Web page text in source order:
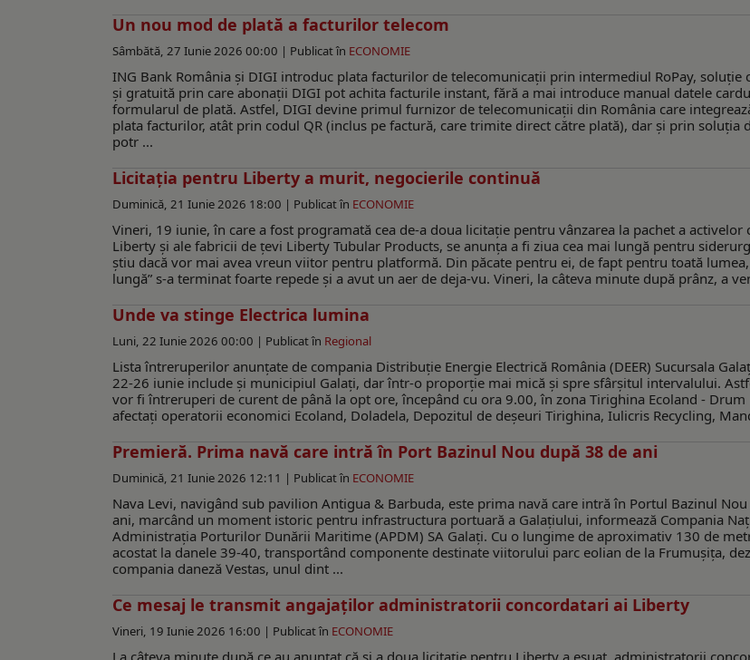
Un nou mod de plată a facturilor telecom
Sâmbătă, 27 Iunie 2026 00:00 | Publicat în ECONOMIE
ING Bank România și DIGI introduc plata facturilor de telecomunicații prin intermediul RoPay, soluție
și gratuită prin care abonații DIGI pot achita facturile instant, fără a mai introduce manual datele
formularul de plată. Astfel, DIGI devine primul furnizor de telecomunicații din România care
plata facturilor, atât prin codul QR (inclus pe factură, care trimite direct către plată), dar și prin soluția
potr ...
Licitația pentru Liberty a murit, negocierile continuă
Duminică, 21 Iunie 2026 18:00 | Publicat în ECONOMIE
Vineri, 19 iunie, în care a fost programată cea de-a doua licitație pentru vânzarea la pachet a activelor
Liberty și ale fabricii de țevi Liberty Tubular Products, se anunța a fi ziua cea mai lungă pentru
știu dacă vor mai avea vreun viitor pentru platformă. Din păcate pentru ei, de fapt pentru toată lumea,
lungă” s-a terminat foarte repede și a avut un aer de deja-vu. Vineri, la câteva minute după prânz, a
Unde va stinge Electrica lumina
Luni, 22 Iunie 2026 00:00 | Publicat în Regional
Lista întreruperilor anunțate de compania Distribuție Energie Electrică România (DEER) Sucursala
22-26 iunie include și municipiul Galați, dar într-o proporție mai mică și spre sfârșitul intervalului.
vor fi întreruperi de curent de până la opt ore, începând cu ora 9.00, în zona Tirighina Ecoland - Drum
afectați operatorii economici Ecoland, Doladela, Depozitul de deșeuri Tirighina, Iulicris Recycling,
Premieră. Prima navă care intră în Port Bazinul Nou după 38 de ani
Duminică, 21 Iunie 2026 12:11 | Publicat în ECONOMIE
Nava Levi, navigând sub pavilion Antigua & Barbuda, este prima navă care intră în Portul Bazinul
ani, marcând un moment istoric pentru infrastructura portuară a Galațiului, informează Compania
Administrația Porturilor Dunării Maritime (APDM) SA Galați. Cu o lungime de aproximativ 130 de
acostat la danele 39-40, transportând componente destinate viitorului parc eolian de la Frumușița,
compania daneză Vestas, unul dint ...
Ce mesaj le transmit angajaţilor administratorii concordatari ai Liberty
Vineri, 19 Iunie 2026 16:00 | Publicat în ECONOMIE